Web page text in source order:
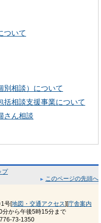
ついて
別相談）について
括相談支援事業について
さん相談
プ
このページの先頭へ
号[地図・交通アクセス][庁舎案内
から午後5時15分まで
73-1350